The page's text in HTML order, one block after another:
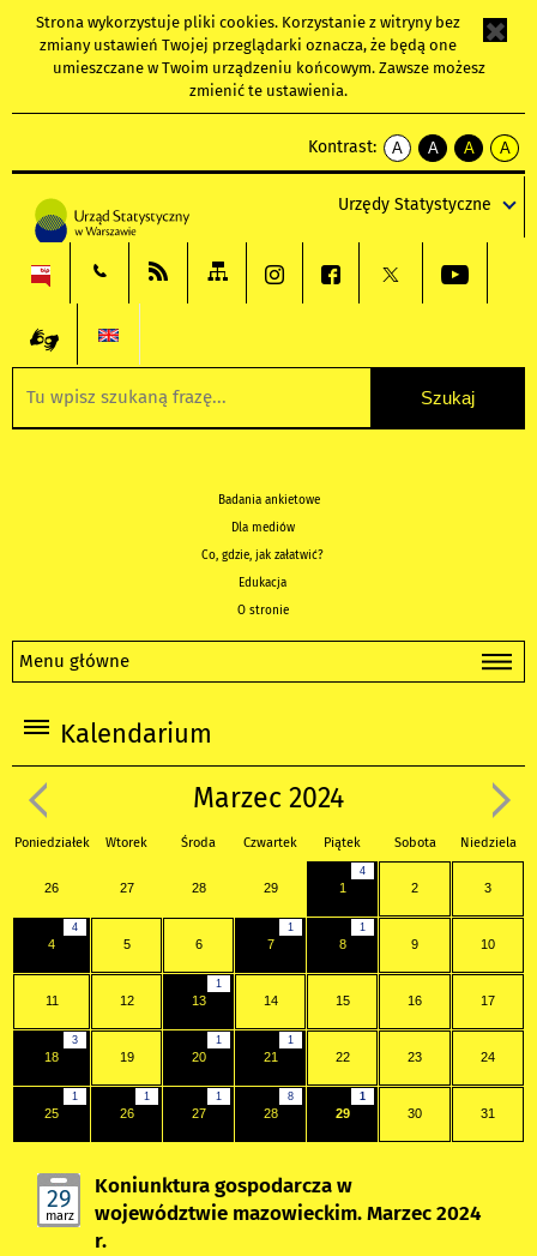
Strona wykorzystuje pliki cookies. Korzystanie z witryny bez
zmiany ustawień Twojej przeglądarki oznacza, że będą one
umieszczane w Twoim urządzeniu końcowym. Zawsze możesz
zmienić te ustawienia.
Kontrast:
A
kontrast
A
kontrast
tekst
czarnym
A
kontrast
tekst
czarnym
A
tekst
żółtym
Urzędy Statystyczne
Badania ankietowe
Dla mediów
Co, gdzie, jak załatwić?
Edukacja
O stronie
Menu główne
Kalendarium
Marzec 2024
Poniedziałek Wtorek Środa Czwartek Piątek Sobota Niedziela
26 27 28 29
4
1 2 3
4
4 5 6
1
7
1
8 9 10
11 12
1
13 14 15 16 17
3
18 19
1
20
1
21 22 23 24
1
25
1
26
1
27
8
28
1
29 30 31
29
marz
Koniunktura gospodarcza w
województwie mazowieckim. Marzec 2024
r.